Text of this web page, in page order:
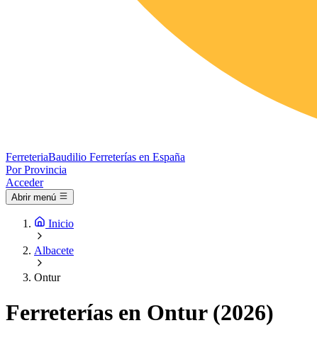
FerreteriaBaudilio Ferreterías en España
Por Provincia
Acceder
Abrir menú
Inicio
Albacete
Ontur
Ferreterías en Ontur (2026)